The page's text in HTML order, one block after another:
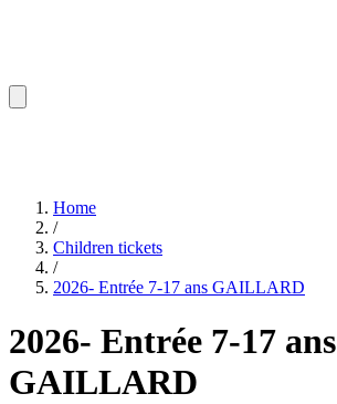
Home
/
Children tickets
/
2026- Entrée 7-17 ans GAILLARD
2026- Entrée 7-17 ans
GAILLARD